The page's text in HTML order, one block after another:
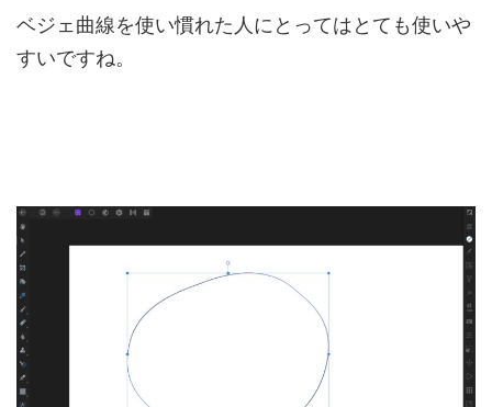
ベジェ曲線を使い慣れた人にとってはとても使いや
すいですね。